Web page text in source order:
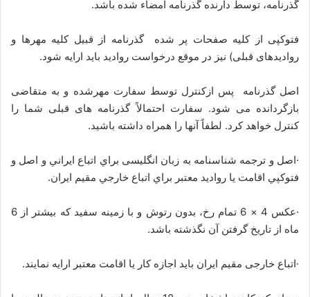
گذرنامه، توسط دارنده گذرنامه امضاء شده باشد.
فتوکپی از کلیه صفحات پر شده گذرنامه از قبیل کلیه مهرها و
روادیدهای قبلی) نیز در موقع درخواست روادید باید ارایه شود.
اصل گذرنامه پس ازکنترل توسط سفارت مهرشده و به متقاضی
بازگردانده می شود. سفارت احتمالاً گذرنامه های قبلی شما را
کنترل خواهد کرد. لطفاً آنها را همراه داشته باشید.
·اصل و ترجمه شناسنامه به زبان انگلیسی براي اتباع ايراني و اصل و
فتوكپي اقامت يا رواديد معتبر براي اتباع خارجي مقيم ايران.
·عکس 4 × 6 تمام رخ، بدون رتوش و با زمينه سفيد که بيشتر از 6
ماه از تاريخ گرفتن آن نگذشته باشد.
·اتباع خارجی مقیم ایران باید اجازه کار یا اقامت معتبر ارایه نمایند.